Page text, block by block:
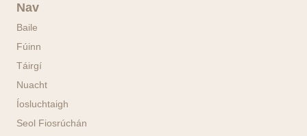
Nav
Baile
Fúinn
Táirgí
Nuacht
Íosluchtaigh
Seol Fiosrúchán